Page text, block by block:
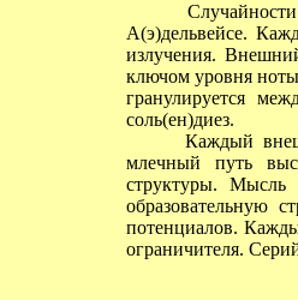
Случайности
А(э)дельвейсе.
излучения.
ключом уровня ноты
гранулируется
соль(ен)диез.
Каждый
млечный путь
структуры. Мысль
образовательную
потенциалов.
ограничителя.